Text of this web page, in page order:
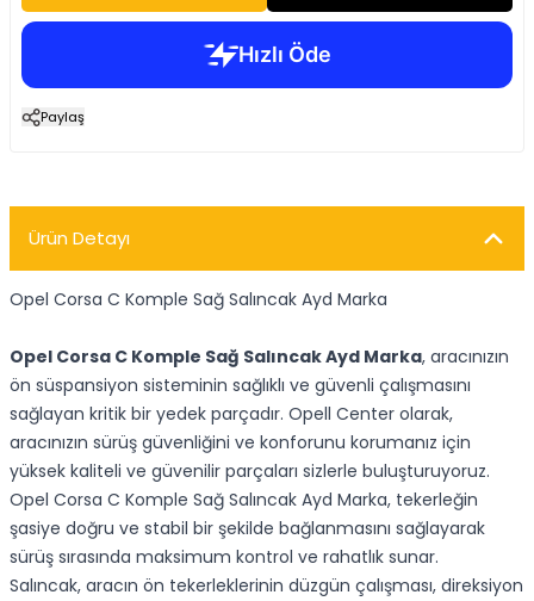
Paylaş
Ürün Detayı
Opel Corsa C Komple Sağ Salıncak Ayd Marka
Opel Corsa C Komple Sağ Salıncak Ayd Marka, aracınızın
ön süspansiyon sisteminin sağlıklı ve güvenli çalışmasını
sağlayan kritik bir yedek parçadır. Opell Center olarak,
aracınızın sürüş güvenliğini ve konforunu korumanız için
yüksek kaliteli ve güvenilir parçaları sizlerle buluşturuyoruz.
Opel Corsa C Komple Sağ Salıncak Ayd Marka, tekerleğin
şasiye doğru ve stabil bir şekilde bağlanmasını sağlayarak
sürüş sırasında maksimum kontrol ve rahatlık sunar.
Salıncak, aracın ön tekerleklerinin düzgün çalışması, direksiyon